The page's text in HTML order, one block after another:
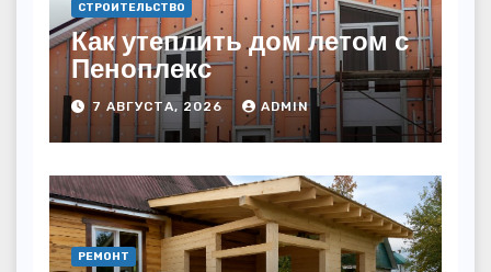
СТРОИТЕЛЬСТВО
Как утеплить дом летом с
Пеноплекс
7 АВГУСТА, 2026 ADMIN
РЕМОНТ